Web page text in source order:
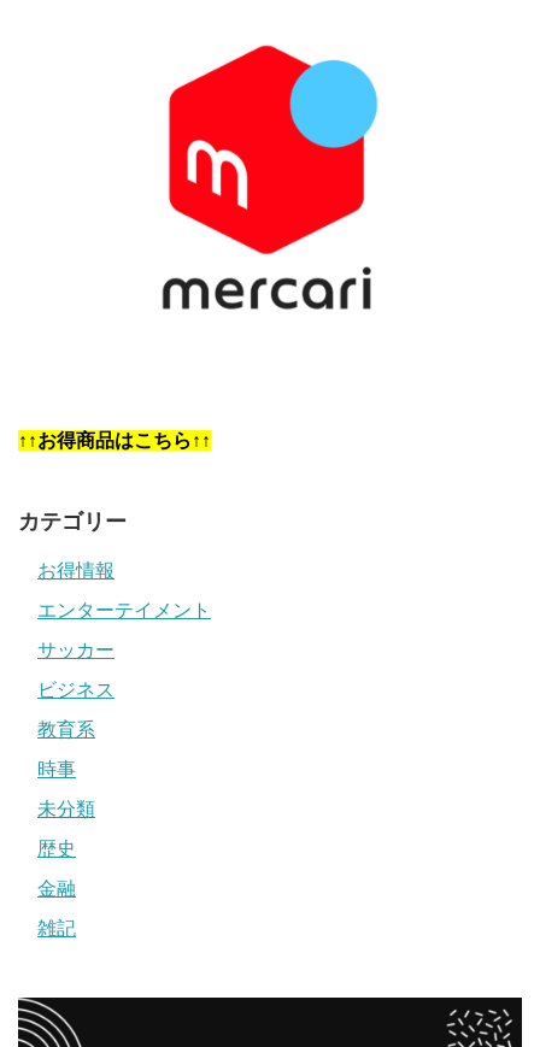
↑↑お得商品はこちら↑↑
カテゴリー
お得情報
エンターテイメント
サッカー
ビジネス
教育系
時事
未分類
歴史
金融
雑記